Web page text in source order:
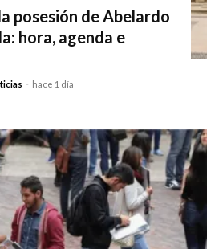
posesión de Abelardo
hora, agenda e
- hace 1 día